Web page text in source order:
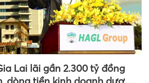
Lai lãi gần 2.300 tỷ đồng